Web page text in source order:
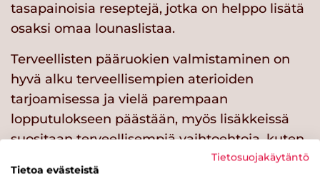
tasapainoisia reseptejä, jotka on helppo lisätä
osaksi omaa lounaslistaa.
Terveellisten pääruokien valmistaminen on
hyvä alku terveellisempien aterioiden
tarjoamisessa ja vielä parempaan
lopputulokseen päästään, myös lisäkkeissä
suositaan terveellisempiä vaihtoehtoja, kuten
Tietosuojakäytäntö
Tietoa evästeistä